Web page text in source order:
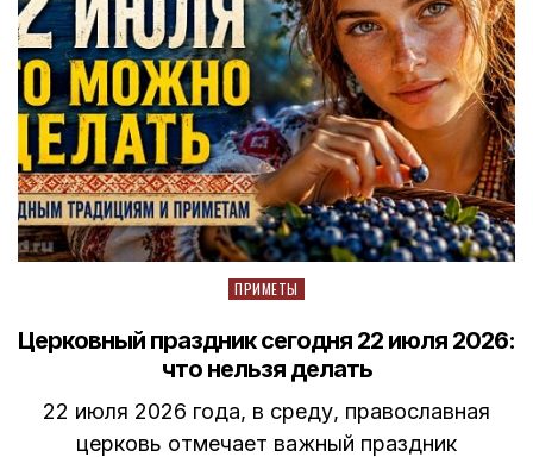
Posted
ПРИМЕТЫ
Церковный праздник сегодня 22 июля 2026:
что нельзя делать
22 июля 2026 года, в среду, православная
церковь отмечает важный праздник